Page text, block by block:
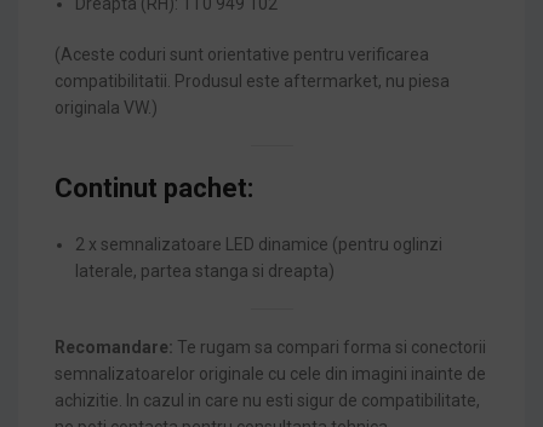
(Aceste coduri sunt orientative pentru verificarea
compatibilitatii. Produsul este aftermarket, nu piesa
originala VW.)
Continut pachet:
2 x semnalizatoare LED dinamice (pentru oglinzi
laterale, partea stanga si dreapta)
Recomandare: Te rugam sa compari forma si conectorii
semnalizatoarelor originale cu cele din imagini inainte de
achizitie. In cazul in care nu esti sigur de compatibilitate,